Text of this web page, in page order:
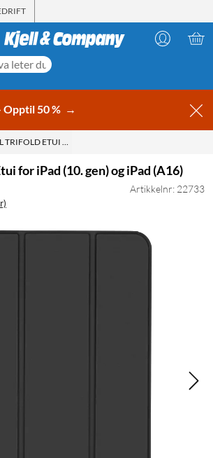
Opptil 50 % →
TRIFOLD ETUI FOR IPAD (10. GEN) OG IPAD (A16)
for iPad (10. gen) og iPad (A16)
Artikkelnr: 22733